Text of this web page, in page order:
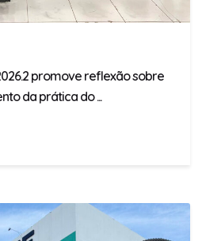
promove reflexão sobre
da prática do ...